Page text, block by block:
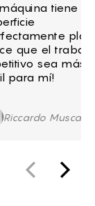
tiene
que el trabajo
sea más
para mí!
Riccardo